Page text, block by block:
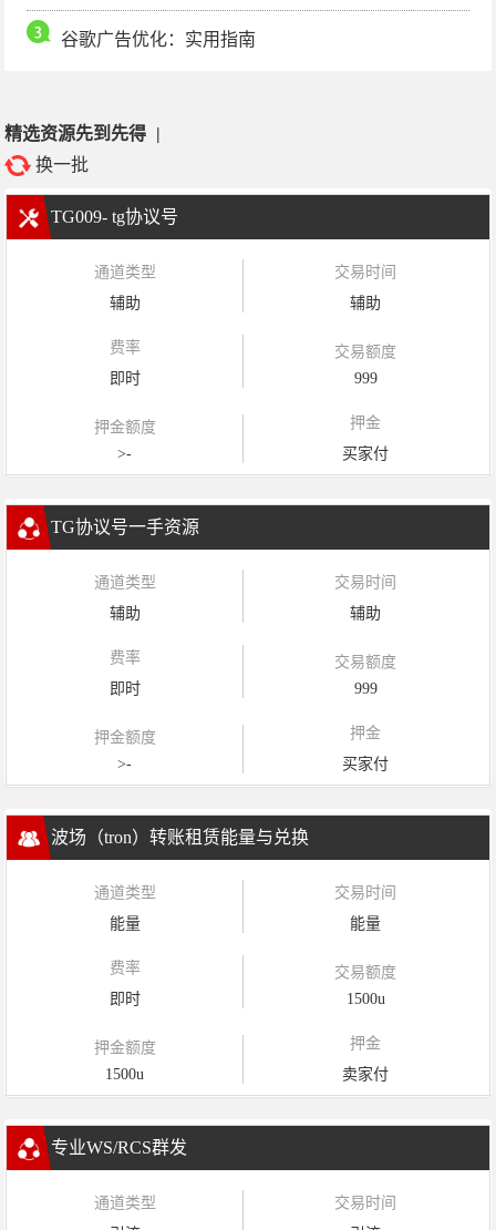
谷歌广告优化：实用指南
精选资源先到先得 |
换一批
TG009- tg协议号
通道类型
辅助
交易时间
辅助
费率
即时
交易额度
999
押金额度
>-
押金
买家付
TG协议号一手资源
通道类型
辅助
交易时间
辅助
费率
即时
交易额度
999
押金额度
>-
押金
买家付
波场（tron）转账租赁能量与兑换
通道类型
能量
交易时间
能量
费率
即时
交易额度
1500u
押金额度
1500u
押金
卖家付
专业WS/RCS群发
通道类型
交易时间